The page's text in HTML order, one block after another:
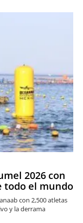
2026 con
todo el mundo
con 2,500 atletas
y la derrama